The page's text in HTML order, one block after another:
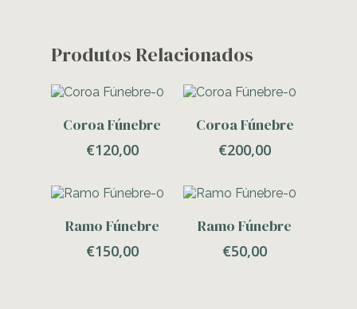
Produtos Relacionados
Adicionar
Coroa Fúnebre
€120,00
Adicionar
Coroa Fúnebre
€200,00
Adicionar
Ramo Fúnebre
€150,00
Adicionar
Ramo Fúnebre
€50,00